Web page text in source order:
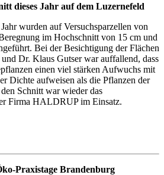
dieses Jahr auf dem Luzernefeld
wurden auf Versuchsparzellen von
im Hochschnitt von 15 cm und
Bei der Besichtigung der Flächen
Dr. Klaus Gutser war auffallend, dass
einen viel stärken Aufwuchs mit
Dichte aufweisen als die Pflanzen der
Schnitt war wieder das
Firma HALDRUP im Einsatz.
Praxistage Brandenburg